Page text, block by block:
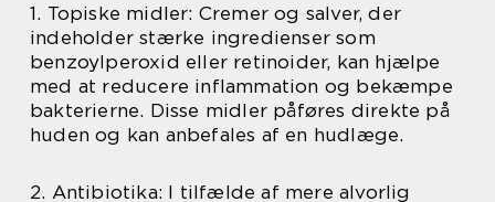
1. Topiske midler: Cremer og salver, der
indeholder stærke ingredienser som
benzoylperoxid eller retinoider, kan hjælpe
med at reducere inflammation og bekæmpe
bakterierne. Disse midler påføres direkte på
huden og kan anbefales af en hudlæge.
2. Antibiotika: I tilfælde af mere alvorlig